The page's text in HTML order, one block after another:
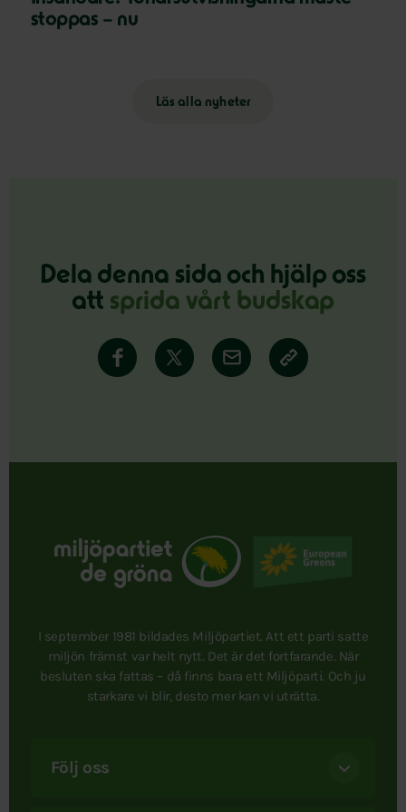
stoppas – nu
Läs alla nyheter
Dela denna sida och hjälp oss
att sprida vårt budskap
I september 1981 bildades Miljöpartiet. Att ett parti satte
miljön främst var helt nytt. Det är det fortfarande. När
besluten ska fattas – då finns bara ett Miljöparti. Och ju
starkare vi blir, desto mer kan vi uträtta.
Följ oss